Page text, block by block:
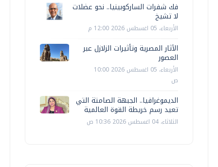
فك شفرات الساركوبينيا.. نحو عضلات
لا تشيخ
الأربعاء، 05 اغسطس 2026 12:00 م
الآثار المصرية وتأثيرات الزلازل عبر
العصور
الأربعاء، 05 اغسطس 2026 10:00
ص
الديموغرافيا.. الجبهة الصامتة التي
تعيد رسم خريطة القوة العالمية
الثلاثاء، 04 اغسطس 2026 10:36 ص